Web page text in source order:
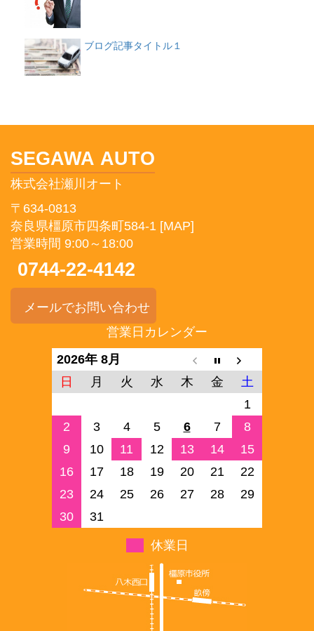
ブログ記事タイトル１
SEGAWA AUTO
株式会社瀬川オート
〒634-0813
奈良県橿原市四条町584-1 [MAP]
営業時間 9:00～18:00
0744-22-4142
メールでお問い合わせ
営業日カレンダー
2026年 8月
日
月 火 水 木 金
土
1
2
3 4 5 6 7
8
9
10 11 12 13 14
15
16
17 18 19 20 21
22
23
24 25 26 27 28
29
30
31
休業日